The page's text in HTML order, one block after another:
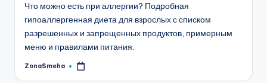
Что можно есть при аллергии? Подробная
гипоаллергенная диета для взрослых с списком
разрешенных и запрещенных продуктов, примерным
меню и правилами питания.
Запись
ZonaSmeha